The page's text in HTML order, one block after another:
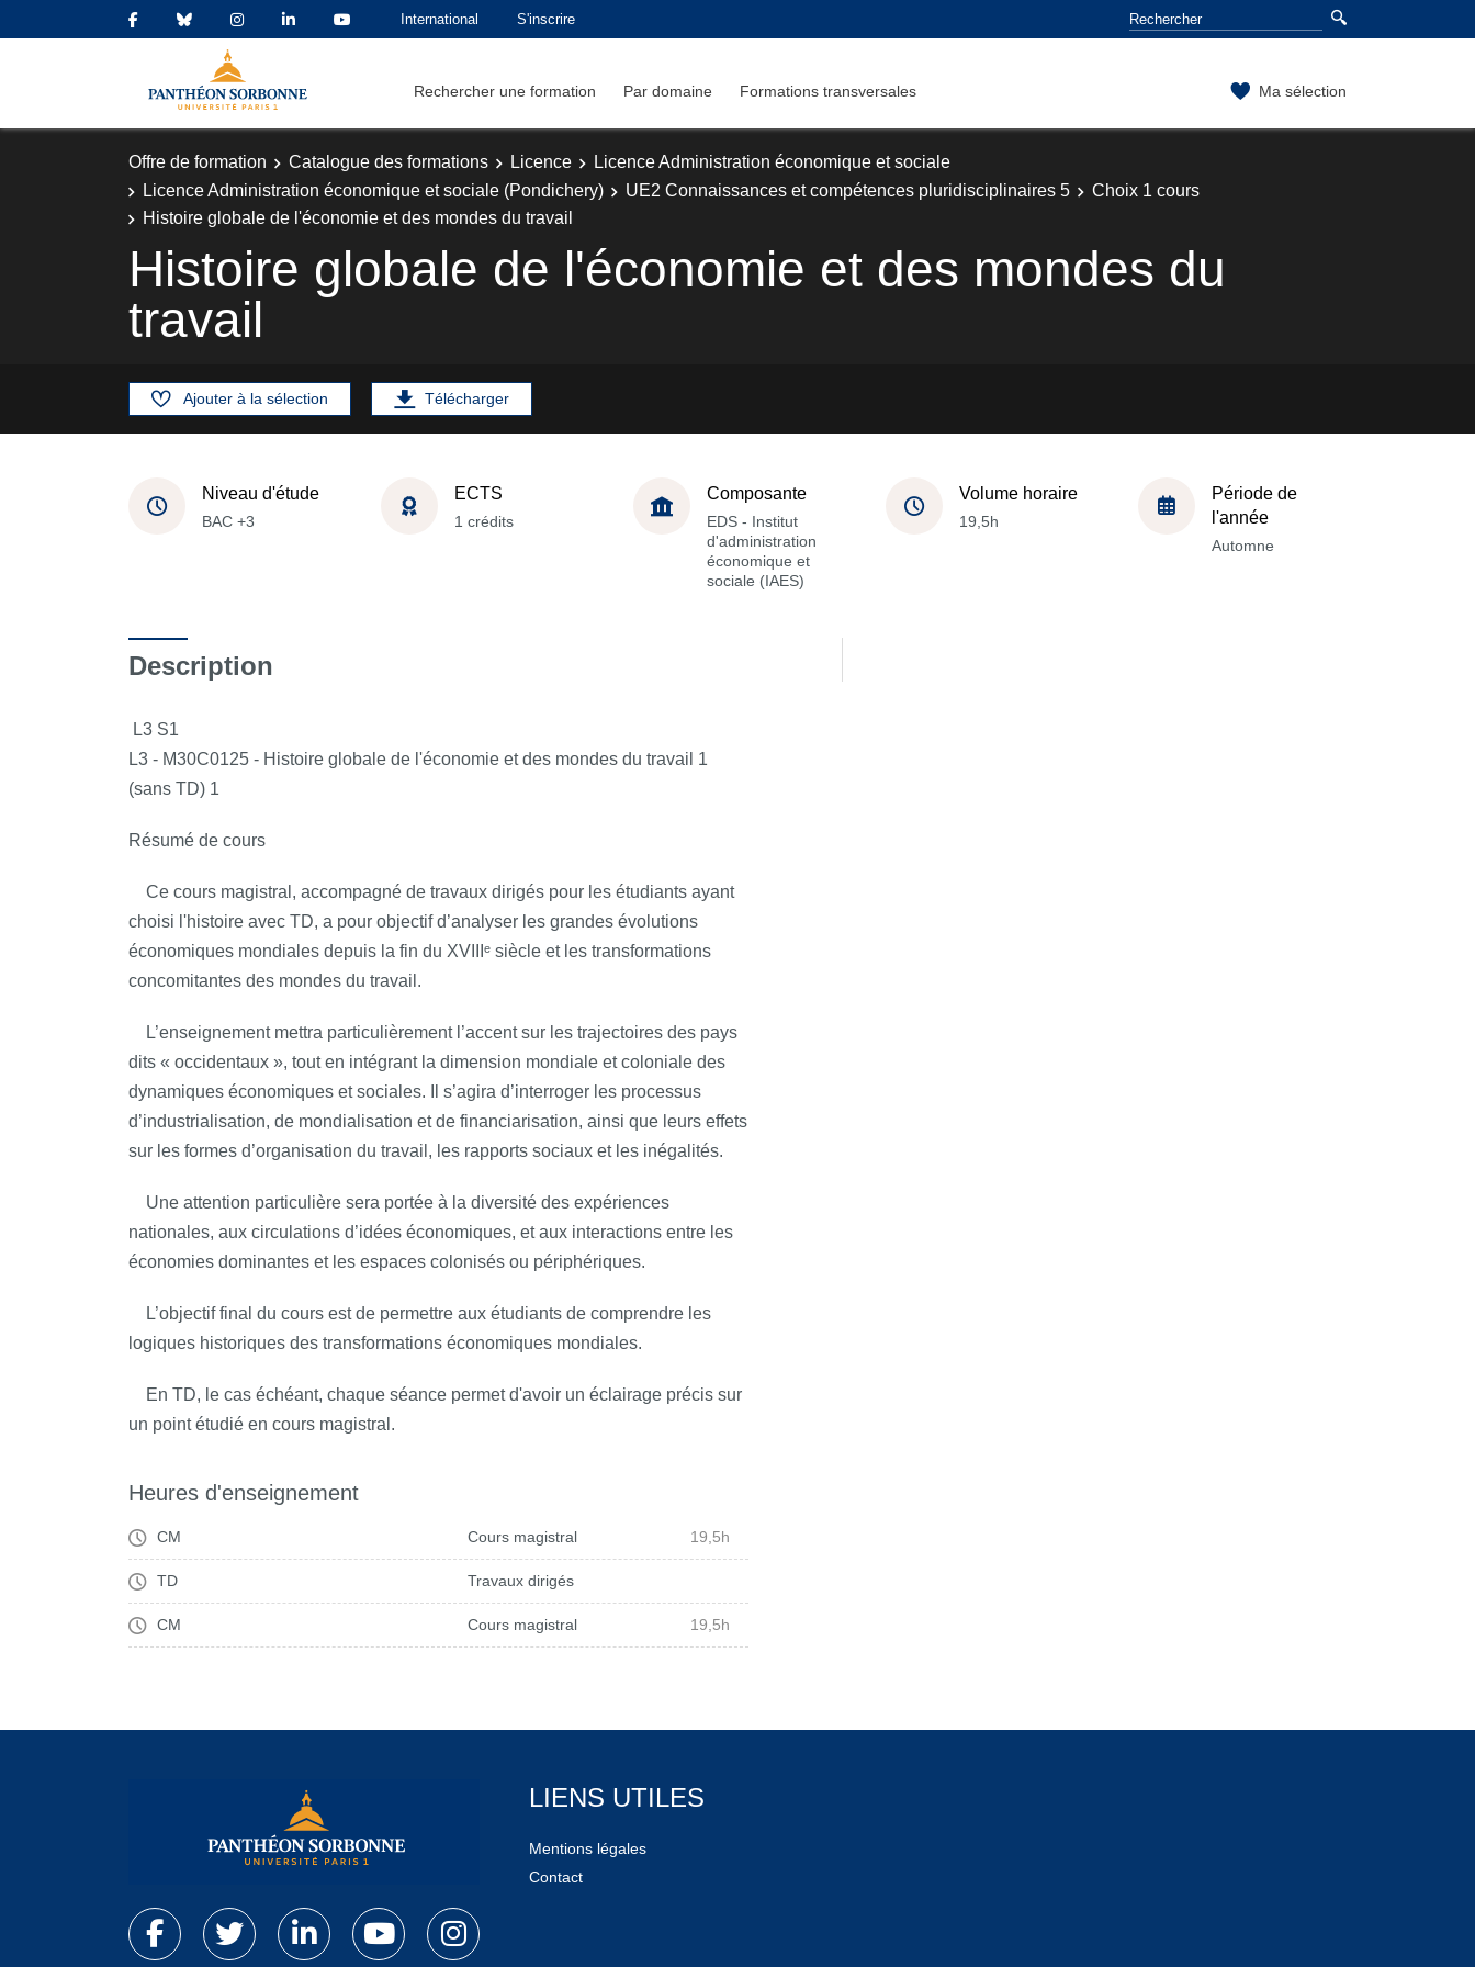
International S'inscrire
Rechercher une formation Par domaine Formations transversales Ma sélection
Offre de formation Catalogue des formations Licence
Licence Administration économique et sociale
Licence Administration économique et sociale (Pondichery)
UE2 Connaissances et compétences pluridisciplinaires 5
Choix 1 cours
Histoire globale de l'économie et des mondes du travail
Histoire globale de l'économie et des mondes du
travail
Ajouter à la sélection Télécharger
Niveau d'étude
BAC +3
ECTS
1 crédits
Composante
EDS - Institut
d'administration
économique et
sociale (IAES)
Volume horaire
19,5h
Période de
l'année
Automne
Description
L3 S1
L3 - M30C0125 - Histoire globale de l'économie et des mondes du travail 1
(sans TD) 1
Résumé de cours
Ce cours magistral, accompagné de travaux dirigés pour les étudiants ayant
choisi l'histoire avec TD, a pour objectif d’analyser les grandes évolutions
économiques mondiales depuis la fin du XVIIIᵉ siècle et les transformations
concomitantes des mondes du travail.
L’enseignement mettra particulièrement l’accent sur les trajectoires des pays
dits « occidentaux », tout en intégrant la dimension mondiale et coloniale des
dynamiques économiques et sociales. Il s’agira d’interroger les processus
d’industrialisation, de mondialisation et de financiarisation, ainsi que leurs effets
sur les formes d’organisation du travail, les rapports sociaux et les inégalités.
Une attention particulière sera portée à la diversité des expériences
nationales, aux circulations d’idées économiques, et aux interactions entre les
économies dominantes et les espaces colonisés ou périphériques.
L’objectif final du cours est de permettre aux étudiants de comprendre les
logiques historiques des transformations économiques mondiales.
En TD, le cas échéant, chaque séance permet d'avoir un éclairage précis sur
un point étudié en cours magistral.
Heures d'enseignement
CM Cours magistral 19,5h
TD Travaux dirigés
CM Cours magistral 19,5h
LIENS UTILES
Mentions légales
Contact